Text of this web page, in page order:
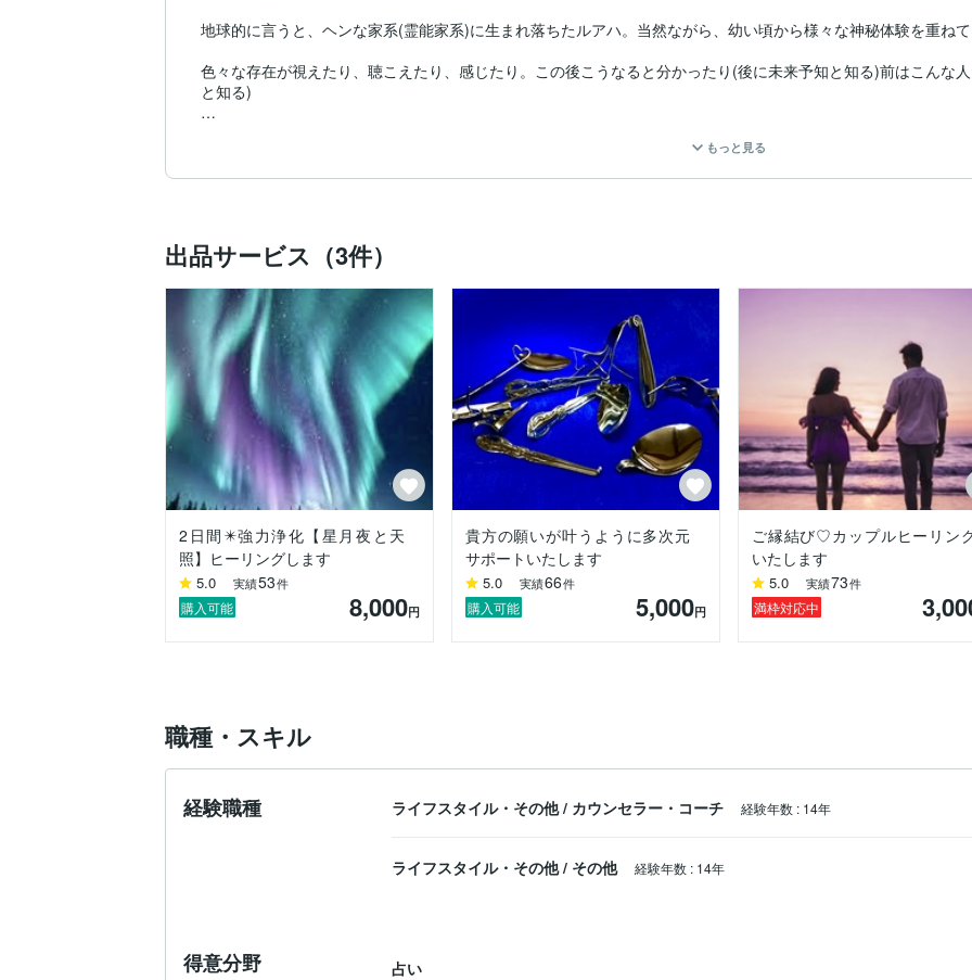
地球的に言うと、ヘンな家系(霊能家系)に生まれ落ちたルアハ。当然ながら、幼い頃から様々な神秘体験を重ねて
色々な存在が視えたり、聴こえたり、感じたり。この後こうなると分かったり(後に未来予知と知る)前はこんな
と知る)
ヒーラーの父の影響もあり、ごく自然な流れで高次元存在と繋がるヒーラーになりました。ちなみに姉もヒーラー
頭上30m、どデカい宇宙船を見上げた小学生姉妹だったあの頃からずっと(その前からもずっと)宇宙存在たちは
な、と感じています。
今でこそ、軽く楽に、楽しみながら生きている私ですが、地球トラップにまんまとハマり、メンタルに不調をき
どうにかこうにか一日を生き切るだけで精一杯。時間をやり過ごすだけで命懸け。
ふと風が通り抜けた瞬間。
何年かぶりに、気持ち良いと感じられたあの時。
へ！？なーんだ、私は私で良かったんだ。
一瞬の風。
一瞬のマインドの転換。
私はあの風のようなヒーラー、メッセンジャーでありたいと思っています。
地球が波動を上げた今、今までの地球的概念、三次元マトリックスから抜け出し、気付いた人から「宇宙意識で
アナタが目覚めるとアナタだけでなく、自ずと周りの方々も幸せになってしまう、ならざるを得ない。好循環ル
悲しみも苦しみも、喜びでしかなかった。そして、覚醒こそ最大の癒しであり、喜びであると実感しています。
あんなに生きづらかった私だからこそ、お伝え出来るメッセージがあります。
私にとって、覚醒のサポートをすることが、地球転生最後のミッションです。
アナタの癒しと覚醒のお役に立つことが出来たら、この上ない喜びです。
♡
もっと見る
出品サービス（3件）
2日間✴️強力浄化【星月夜と天
照】ヒーリングします
5.0 実績53件
購入可能 8,000円
貴方の願いが叶うように多次元
サポートいたします
5.0 実績66件
購入可能 5,000円
ご縁結び♡カップルヒーリン
いたします
5.0 実績73件
満枠対応中
職種・スキル
経験職種 ライフスタイル・その他 / カウンセラー・コーチ 経験年数 : 14年
ライフスタイル・その他 / その他 経験年数 : 14年
得意分野 占い